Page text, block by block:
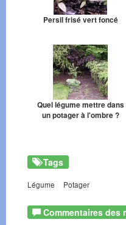
Persil frisé vert foncé
Quel légume mettre dans
un potager à l'ombre ?
Tags
Légume Potager
Commentaires des